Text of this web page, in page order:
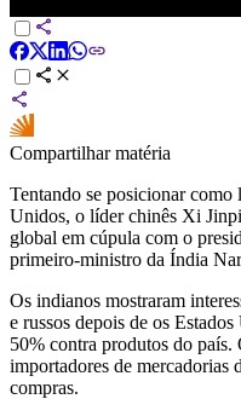
Compartilhar matéria
Tentando se posicionar
Unidos, o líder chinês Xi
global em cúpula com o
primeiro-ministro da Índia
Os indianos mostraram
e russos depois de os
50% contra produtos do país.
importadores de mercadorias
compras.